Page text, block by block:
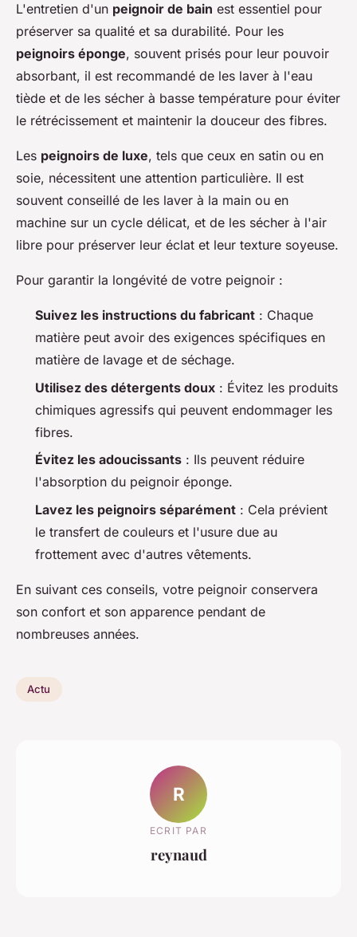
L'entretien d'un peignoir de bain est essentiel pour
préserver sa qualité et sa durabilité. Pour les
peignoirs éponge, souvent prisés pour leur pouvoir
absorbant, il est recommandé de les laver à l'eau
tiède et de les sécher à basse température pour éviter
le rétrécissement et maintenir la douceur des fibres.
Les peignoirs de luxe, tels que ceux en satin ou en
soie, nécessitent une attention particulière. Il est
souvent conseillé de les laver à la main ou en
machine sur un cycle délicat, et de les sécher à l'air
libre pour préserver leur éclat et leur texture soyeuse.
Pour garantir la longévité de votre peignoir :
Suivez les instructions du fabricant : Chaque
matière peut avoir des exigences spécifiques en
matière de lavage et de séchage.
Utilisez des détergents doux : Évitez les produits
chimiques agressifs qui peuvent endommager les
fibres.
Évitez les adoucissants : Ils peuvent réduire
l'absorption du peignoir éponge.
Lavez les peignoirs séparément : Cela prévient
le transfert de couleurs et l'usure due au
frottement avec d'autres vêtements.
En suivant ces conseils, votre peignoir conservera
son confort et son apparence pendant de
nombreuses années.
Actu
R
ECRIT PAR
reynaud